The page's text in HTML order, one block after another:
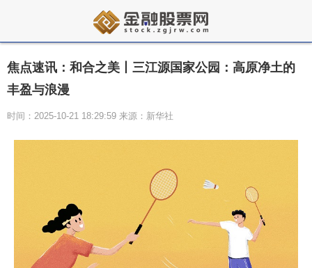
焦点速讯：和合之美丨三江源国家公园：高原净土的
丰盈与浪漫
时间：2025-10-21 18:29:59 来源：新华社